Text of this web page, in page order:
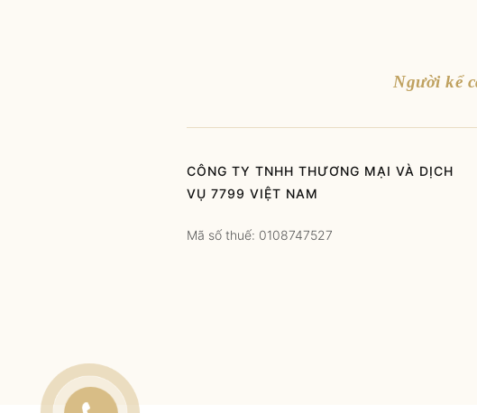
Người kể
CÔNG TY TNHH THƯƠNG MẠI VÀ DỊCH
VỤ 7799 VIỆT NAM
Mã số thuế: 0108747527